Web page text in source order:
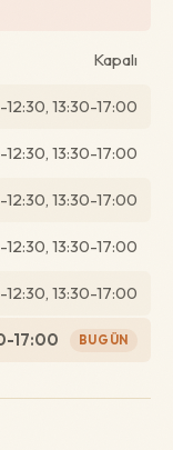
Kapalı
13:30-17:00
13:30-17:00
13:30-17:00
13:30-17:00
13:30-17:00
17:00 BUGÜN